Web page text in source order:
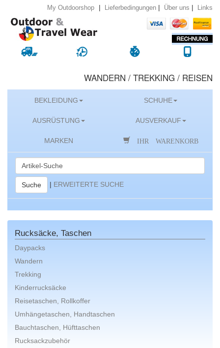
My Outdoorshop | Lieferbedingungen | Über uns | Links
WANDERN / TREKKING / REISEN
BEKLEIDUNG SCHUHE
AUSRÜSTUNG AUSVERKAUF
MARKEN IHR WARENKORB
Suche | ERWEITERTE SUCHE
Rucksäcke, Taschen
Daypacks
Wandern
Trekking
Kinderrucksäcke
Reisetaschen, Rollkoffer
Umhängetaschen, Handtaschen
Bauchtaschen, Hüfttaschen
Rucksackzubehör